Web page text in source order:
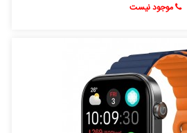
موجود نیست